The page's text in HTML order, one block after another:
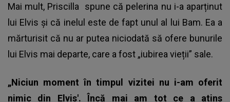
Mai mult, Priscilla
spune că pelerina nu i-a aparținut
lui Elvis și că inelul este de fapt unul al lui Bam. Ea a
mărturisit că nu ar putea niciodată să ofere bunurile
lui Elvis mai departe, care a fost „iubirea vieții” sale.
„Niciun moment în timpul vizitei nu i-am oferit
nimic din Elvis'. Încă mai am tot ce a atins